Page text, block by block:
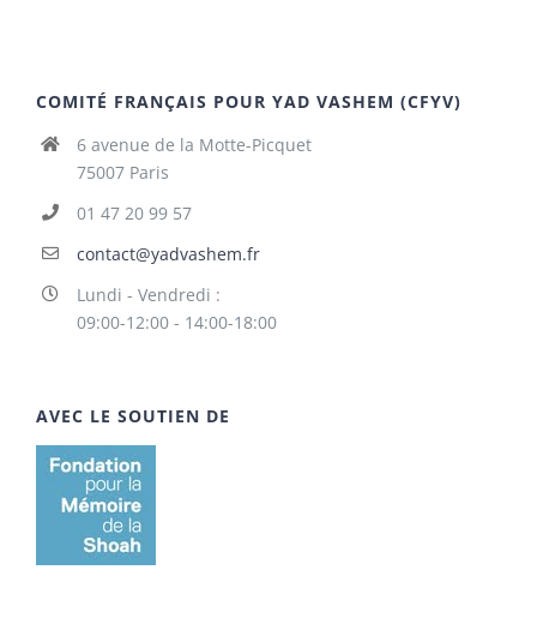
COMITÉ FRANÇAIS POUR YAD VASHEM (CFYV)
6 avenue de la Motte-Picquet
75007 Paris
01 47 20 99 57
contact@yadvashem.fr
Lundi - Vendredi :
09:00-12:00 - 14:00-18:00
AVEC LE SOUTIEN DE